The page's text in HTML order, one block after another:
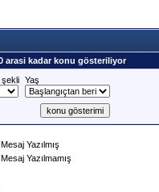
arasi kadar konu gösteriliyor
şekli Yaş
Yazılmış
Yazılmamış